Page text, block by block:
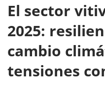
El sector
2025:
cambio
tensiones